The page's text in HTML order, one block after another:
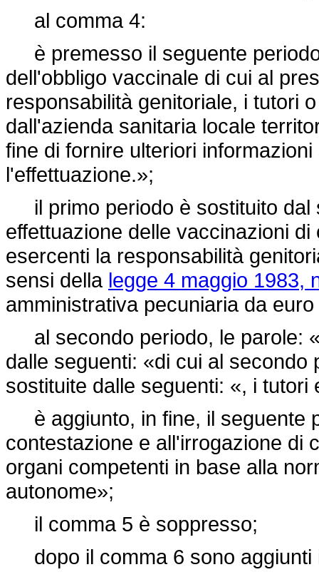
al comma 4:
è premesso il seguente
dell'obbligo vaccinale di cui al
responsabilità genitoriale, i tutori
dall'azienda sanitaria locale
fine di fornire ulteriori
l'effettuazione.»;
il primo periodo è sostituito dal
effettuazione delle vaccinazioni
esercenti la responsabilità
sensi della legge 4 maggio 1983,
amministrativa pecuniaria da
al secondo periodo, le parole:
dalle seguenti: «di cui al
sostituite dalle seguenti: «, i tutori
è aggiunto, in fine, il seguente
contestazione e all'irrogazione di
organi competenti in base alla
autonome»;
il comma 5 è soppresso;
dopo il comma 6 sono aggiunti